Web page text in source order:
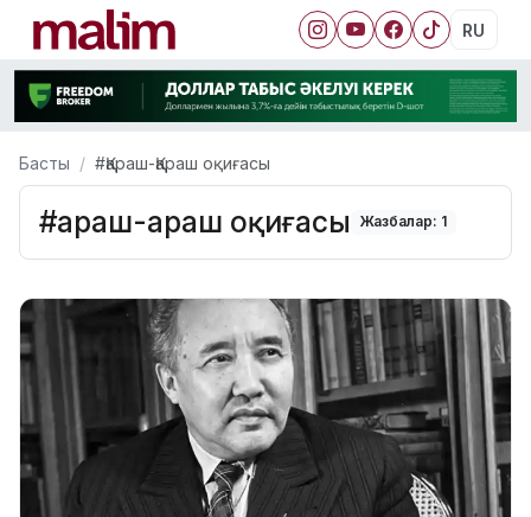
RU
Басты #Қараш-Қараш оқиғасы
#Қараш-Қараш оқиғасы Жазбалар: 1